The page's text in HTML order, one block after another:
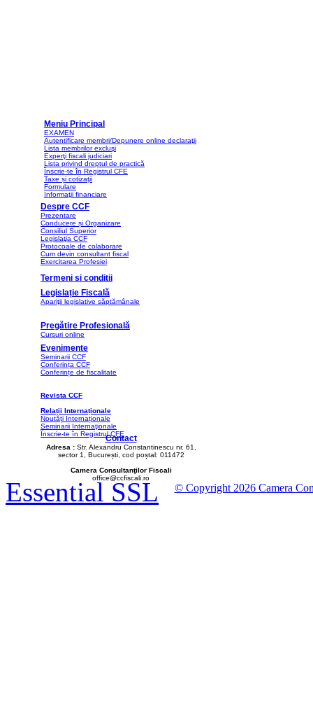
Meniu Principal
EXAMEN
Autentificare membri/Depunere online declaraţii
Lista membrilor excluşi
Experţi fiscali judiciari
Lista privind dreptul de practică
Înscrie-te în Registrul CFE
Taxe și cotizaţii
Formulare
Informaţii financiare
Despre CCF
Prezentare
Conducere și Organizare
Consiliul Superior
Legislaţia CCF
Protocoale de colaborare
Cum devin consultant fiscal
Exercitarea Profesiei
Termeni si conditii
Legislație Fiscală
Apariţii legislative săptămânale
Pregătire Profesională
Cursuri online
Evenimente
Seminarii CCF
Conferința CCF
Conferințe de fiscalitate
Revista CCF
Relații Internaționale
Noutăți Internaționale
Seminarii Internaţionale
Înscrie-te în Registrul CFE
Contact
Adresa : Str. Alexandru Constantinescu nr. 61,
sector 1, București, cod poștal: 011472
Camera Consultanţilor Fiscali
office@ccfiscali.ro
© Copyright 2026 Camera
Essential SSL